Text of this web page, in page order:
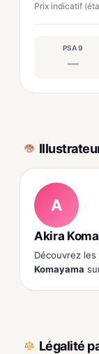
Prix indicatif
PSA 9
—
A
Akira
Découvrez
Komayama
Légalité